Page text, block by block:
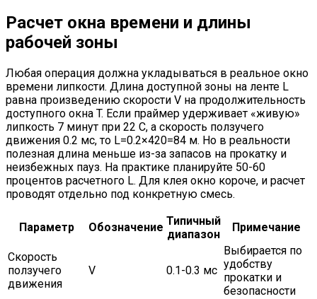
Расчет окна времени и длины
рабочей зоны
Любая операция должна укладываться в реальное окно
времени липкости. Длина доступной зоны на ленте L
равна произведению скорости V на продолжительность
доступного окна T. Если праймер удерживает «живую»
липкость 7 минут при 22 C, а скорость ползучего
движения 0.2 мс, то L=0.2×420=84 м. Но в реальности
полезная длина меньше из-за запасов на прокатку и
неизбежных пауз. На практике планируйте 50-60
процентов расчетного L. Для клея окно короче, и расчет
проводят отдельно под конкретную смесь.
Параметр Обозначение Типичный
диапазон
Примечание
Скорость
ползучего
движения
V 0.1-0.3 мс
Выбирается по
удобству
прокатки и
безопасности